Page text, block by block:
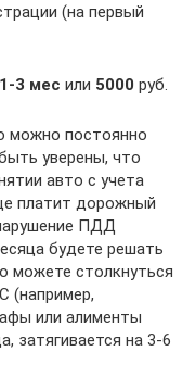
(на первый
3 мес или 5000 руб.
можно постоянно
уверены, что
авто с учета
платит дорожный
ПДД
будете решать
можете столкнуться
(например,
или алименты
затягивается на 3-6